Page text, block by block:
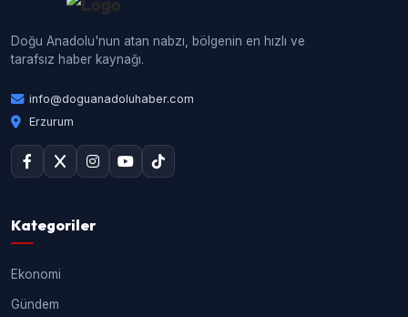
Doğu Anadolu'nun atan nabzı, bölgenin en hızlı ve
tarafsız haber kaynağı.
info@doguanadoluhaber.com
Erzurum
Kategoriler
Ekonomi
Gündem